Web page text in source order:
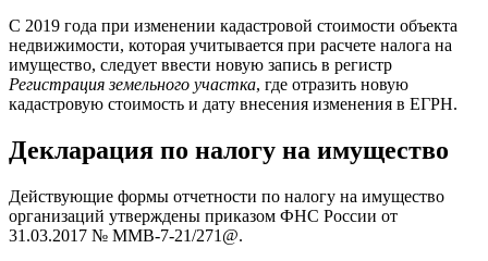
С 2019 года при изменении кадастровой стоимости объекта
недвижимости, которая учитывается при расчете налога на
имущество, следует ввести новую запись в регистр
Регистрация земельного участка, где отразить новую
кадастровую стоимость и дату внесения изменения в ЕГРН.
Декларация по налогу на имущество
Действующие формы отчетности по налогу на имущество
организаций утверждены приказом ФНС России от
31.03.2017 № ММВ-7-21/271@.